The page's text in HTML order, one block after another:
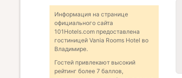
Информация на странице
официального сайта
101Hotels.com предоставлена
гостиницей Vania Rooms Hotel во
Владимире.
Гостей привлекают высокий
рейтинг более 7 баллов,